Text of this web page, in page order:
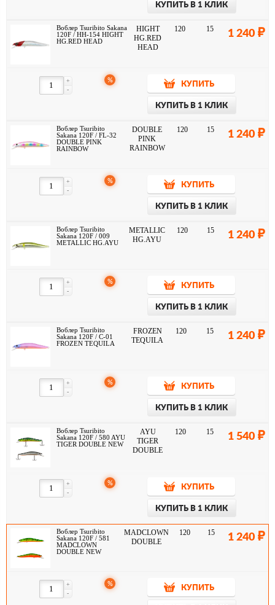
КУПИТЬ В 1 КЛИК
Воблер Tsuribito Sakana
120F / HH-154 HIGHT
HG.RED HEAD
HIGHT
HG.RED
HEAD
120 15 1 240
-
+ %
КУПИТЬ
КУПИТЬ В 1 КЛИК
Воблер Tsuribito
Sakana 120F / FL-32
DOUBLE PINK
RAINBOW
DOUBLE
PINK
RAINBOW
120 15 1 240
-
+ %
КУПИТЬ
КУПИТЬ В 1 КЛИК
Воблер Tsuribito
Sakana 120F / 009
METALLIC HG.AYU
METALLIC
HG.AYU
120 15 1 240
-
+ %
КУПИТЬ
КУПИТЬ В 1 КЛИК
Воблер Tsuribito
Sakana 120F / C-01
FROZEN TEQUILA
FROZEN
TEQUILA
120 15 1 240
-
+ %
КУПИТЬ
КУПИТЬ В 1 КЛИК
Воблер Tsuribito
Sakana 120F / 580 AYU
TIGER DOUBLE NEW
AYU
TIGER
DOUBLE
120 15 1 540
-
+ %
КУПИТЬ
КУПИТЬ В 1 КЛИК
Воблер Tsuribito
Sakana 120F / 581
MADCLOWN
DOUBLE NEW
MADCLOWN
DOUBLE
120 15 1 240
-
+ %
КУПИТЬ